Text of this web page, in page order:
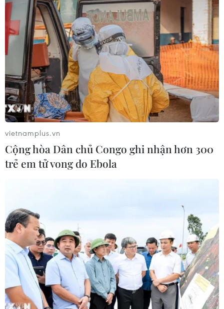
vietnamplus.vn
Cộng hòa Dân chủ Congo ghi nhận hơn 300
trẻ em tử vong do Ebola